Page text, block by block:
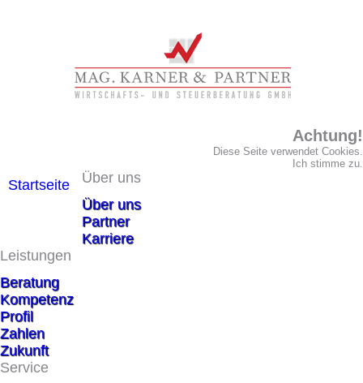
Achtung!
Diese Seite verwendet Cookies.
Ich stimme zu.
Startseite
Über uns
Über uns
Partner
Karriere
Leistungen
Beratung
Kompetenz
Profil
Zahlen
Zukunft
Service